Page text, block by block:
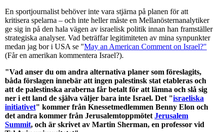
En sportjournalist behöver inte vara stjärna på planen för att
kritisera spelarna – och inte heller måste en Mellanösternanalytiker
ge sig in på den hala vägen av israelisk politik innan han framställer
strategiska analyser. Vad beträffar legitimiteten av mina synpunkter
medan jag bor i USA se "May an American Comment on Israel?"
(Får en amerikan kommentera Israel?).
"Vad anser du om andra alternativa planer som föreslagits,
båda förslagen innebär att ingen palestinsk stat etableras och
att de palestinska araberna får betalt för att lämna och slå sig
ner i ett land de själva väljer bara inte Israel. Det "israeliska
initiativet" kommer från Knessetmedlemmen Benny Elon och
det andra kommer från Jerusalemtoppmötet Jerusalem
Summit, och är skrivet av Martin Sherman, en professor vid